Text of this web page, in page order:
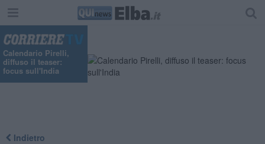
Calendario Pirelli,
diffuso il teaser:
focus sull'India
Indietro